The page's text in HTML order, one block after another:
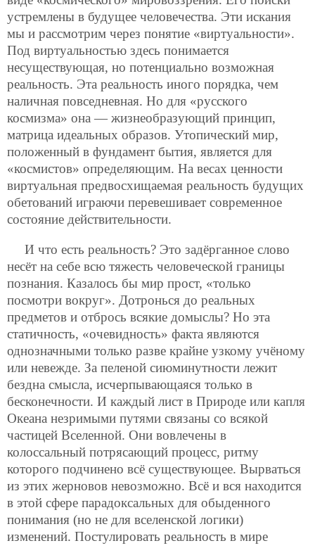
устремлены в будущее человечества. Эти искания
мы и рассмотрим через понятие «виртуальности».
Под виртуальностью здесь понимается
несуществующая, но потенциально возможная
реальность. Эта реальность иного порядка, чем
наличная повседневная. Но для «русского
космизма» она — жизнеобразующий принцип,
матрица идеальных образов. Утопический мир,
положенный в фундамент бытия, является для
«космистов» определяющим. На весах ценности
виртуальная предвосхищаемая реальность будущих
обетований играючи перевешивает современное
состояние действительности.
И что есть реальность? Это задёрганное слово
несёт на себе всю тяжесть человеческой границы
познания. Казалось бы мир прост, «только
посмотри вокруг». Дотронься до реальных
предметов и отбрось всякие домыслы? Но эта
статичность, «очевидность» факта являются
однозначными только разве крайне узкому учёному
или невежде. За пеленой сиюминутности лежит
бездна смысла, исчерпывающаяся только в
бесконечности. И каждый лист в Природе или капля
Океана незримыми путями связаны со всякой
частицей Вселенной. Они вовлечены в
колоссальный потрясающий процесс, ритму
которого подчинено всё существующее. Вырваться
из этих жерновов невозможно. Всё и вся находится
в этой сфере парадоксальных для обыденного
понимания (но не для вселенской логики)
изменений. Постулировать реальность в мире